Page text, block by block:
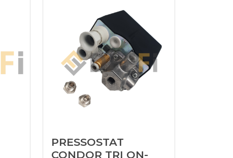
PRESSOSTAT
CONDOR TRI ON-